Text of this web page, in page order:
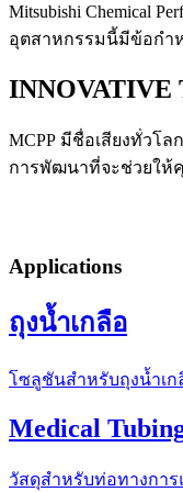
Mitsubishi Chemical
อุตสาหกรรมนี้มีข้อกำ
INNOVATIVE
MCPP มีชื่อเสียงทั่วโล
การพัฒนาที่จะช่วยให้
Applications
ถุงน้ำเกลือ
โซลูชันสำหรับถุงน้ำเ
Medical
วัสดุสำหรับท่อทางกา